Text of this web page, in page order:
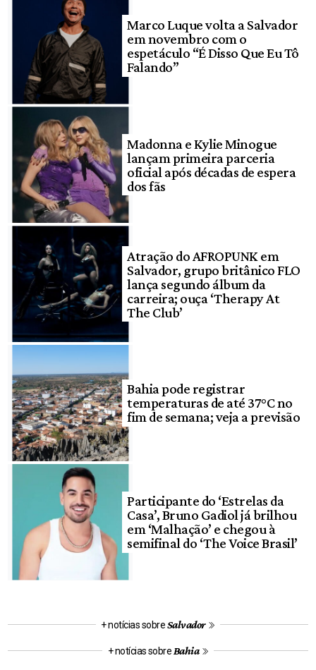
Marco Luque volta a Salvador
em novembro com o
espetáculo “É Disso Que Eu Tô
Falando”
Madonna e Kylie Minogue
lançam primeira parceria
oficial após décadas de espera
dos fãs
Atração do AFROPUNK em
Salvador, grupo britânico FLO
lança segundo álbum da
carreira; ouça ‘Therapy At
The Club’
Bahia pode registrar
temperaturas de até 37°C no
fim de semana; veja a previsão
Participante do ‘Estrelas da
Casa’, Bruno Gadiol já brilhou
em ‘Malhação’ e chegou à
semifinal do ‘The Voice Brasil’
+ notícias sobreSalvador
+ notícias sobre Bahia